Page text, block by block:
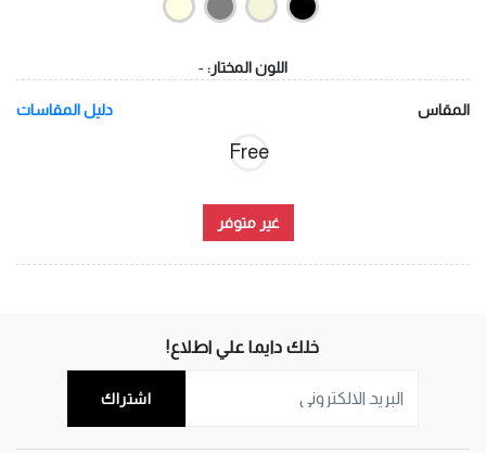
اللون المختار: -
المقاس دليل المقاسات
Free
غير متوفر
خلك دايما علي اطلاع!
اشتراك